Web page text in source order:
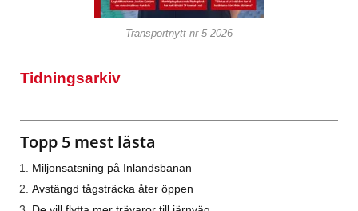
Transportnytt nr 5-2026
Tidningsarkiv
Topp 5 mest lästa
Miljonsatsning på Inlandsbanan
Avstängd tågsträcka åter öppen